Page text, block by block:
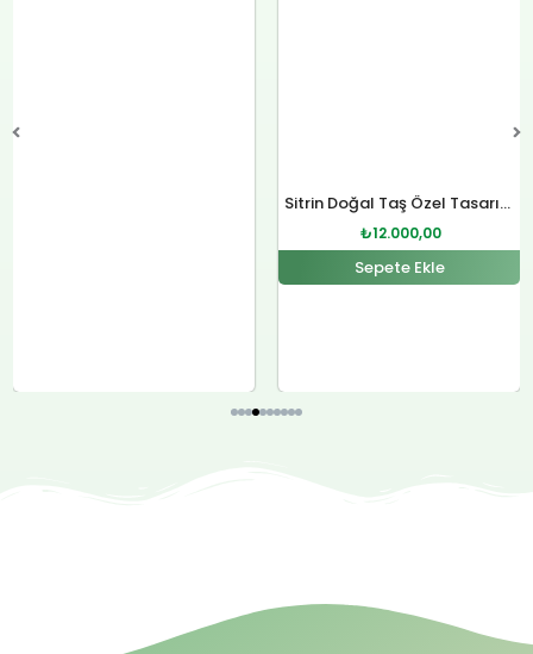
Sitrin Doğal Taş Özel Tasarım Gümüş Kolye
₺12.000,00
Sepete Ekle